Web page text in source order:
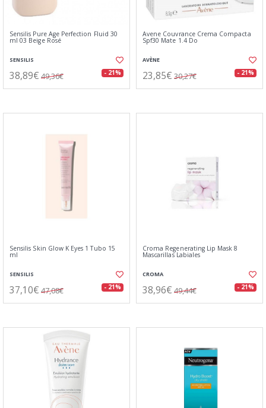
Sensilis Pure Age Perfection Fluid 30
ml 03 Beige Rosé
SENSILIS
38,89€ 49,36€ - 21%
Avene Couvrance Crema Compacta
Spf30 Mate 1.4 Do
AVÈNE
23,85€ 30,27€ - 21%
Sensilis Skin Glow K Eyes 1 Tubo 15
ml
SENSILIS
37,10€ 47,08€ - 21%
Croma Regenerating Lip Mask 8
Mascarillas Labiales
CROMA
38,96€ 49,44€ - 21%